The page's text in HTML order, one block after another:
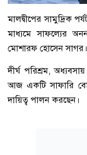
মালদ্বীপের সামুদ্রিক
মাধ্যমে সাফল্যের
মোশারফ হোসেন সাগর।
দীর্ঘ পরিশ্রম,
আজ একটি সাফারি
দায়িত্ব পালন করছেন।